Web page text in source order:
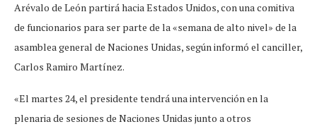
Arévalo de León partirá hacia Estados Unidos, con una comitiva
de funcionarios para ser parte de la «semana de alto nivel» de la
asamblea general de Naciones Unidas, según informó el canciller,
Carlos Ramiro Martínez.
«El martes 24, el presidente tendrá una intervención en la
plenaria de sesiones de Naciones Unidas junto a otros